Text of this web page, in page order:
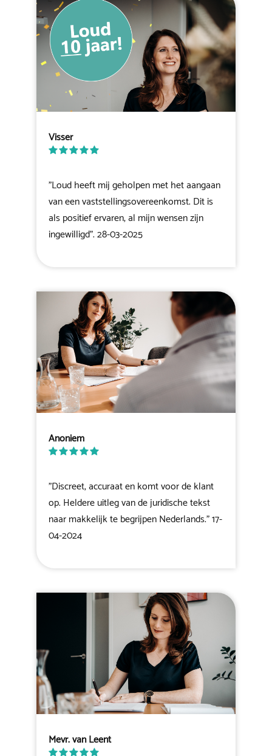
Visser
"Loud heeft mij geholpen met het aangaan
van een vaststellingsovereenkomst. Dit is
als positief ervaren, al mijn wensen zijn
ingewilligd". 28-03-2025
Anoniem
"Discreet, accuraat en komt voor de klant
op. Heldere uitleg van de juridische tekst
naar makkelijk te begrijpen Nederlands." 17-
04-2024
Mevr. van Leent